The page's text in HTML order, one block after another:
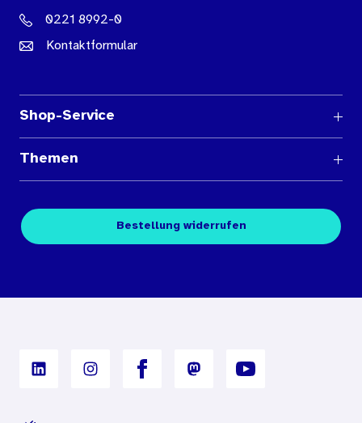
0221 8992-0
Kontaktformular
Shop-Service
Medienübersichten
Kontakt
Themen
Fachpublikationen
Digitales Archiv
Bestellung widerrufen